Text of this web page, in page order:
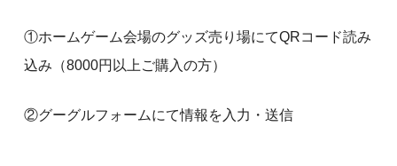
①ホームゲーム会場のグッズ売り場にてQRコード読み
込み（8000円以上ご購入の方）
②グーグルフォームにて情報を入力・送信